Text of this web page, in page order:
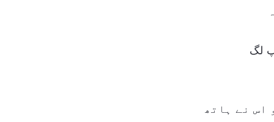
لگ
اس نے ہاتھ